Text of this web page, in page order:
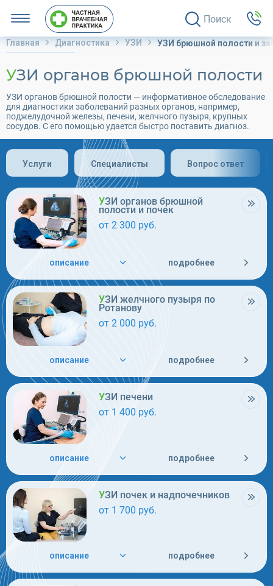
Поиск
Главная Диагностика УЗИ УЗИ брюшной полости и
УЗИ органов брюшной полости
УЗИ органов брюшной полости — информативное обследование
для диагностики заболеваний разных органов, например,
поджелудочной железы, печени, желчного пузыря, крупных
сосудов. С его помощью удается быстро поставить диагноз.
Услуги Специалисты Вопрос ответ
УЗИ органов брюшной
полости и почек
от 2 300 руб.
описание подробнее
УЗИ желчного пузыря по
Ротанову
от 2 000 руб.
описание подробнее
УЗИ печени
от 1 400 руб.
описание подробнее
УЗИ почек и надпочечников
от 1 700 руб.
описание подробнее